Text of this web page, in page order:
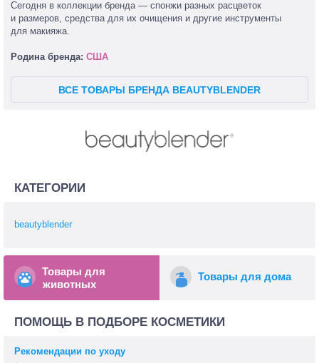
Сегодня в коллекции бренда — спонжи разных расцветок
и размеров, средства для их очищения и другие инструменты
для макияжа.
Родина бренда: США
ВСЕ ТОВАРЫ БРЕНДА BEAUTYBLENDER
КАТЕГОРИИ
beautyblender
Товары для
животных
Товары для дома
ПОМОЩЬ В ПОДБОРЕ КОСМЕТИКИ
Рекомендации по уходу